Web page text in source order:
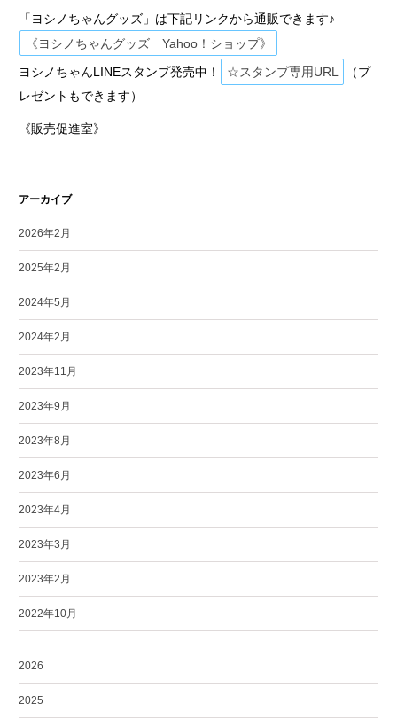
「ヨシノちゃんグッズ」は下記リンクから通販できます♪
《ヨシノちゃんグッズ Yahoo！ショップ》
ヨシノちゃんLINEスタンプ発売中！ ☆スタンプ専用URL
（プ
レゼントもできます）
《販売促進室》
アーカイブ
2026年2月
2025年2月
2024年5月
2024年2月
2023年11月
2023年9月
2023年8月
2023年6月
2023年4月
2023年3月
2023年2月
2022年10月
2026
2025